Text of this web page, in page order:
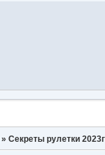
»Секреты рулетки 2023г